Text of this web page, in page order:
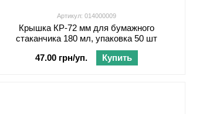
Артикул: 014000009
Крышка КР-72 мм для бумажного
стаканчика 180 мл, упаковка 50 шт
47.00 грн/уп.
Купить